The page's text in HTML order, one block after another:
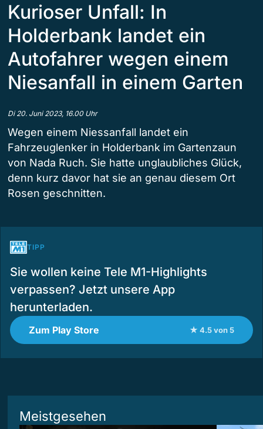
Kurioser Unfall: In
Holderbank landet ein
Autofahrer wegen einem
Niesanfall in einem Garten
Di 20. Juni 2023, 16.00 Uhr
Wegen einem Niessanfall landet ein
Fahrzeuglenker in Holderbank im Gartenzaun
von Nada Ruch. Sie hatte unglaubliches Glück,
denn kurz davor hat sie an genau diesem Ort
Rosen geschnitten.
TIPP
Sie wollen keine Tele M1-Highlights
verpassen? Jetzt unsere App
herunterladen.
Zum Play Store ★ 4.5 von 5
Meistgesehen